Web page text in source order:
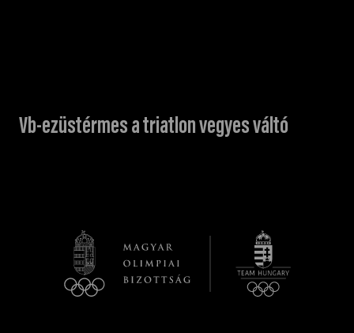
Vb-ezüstérmes a triatlon vegyes váltó